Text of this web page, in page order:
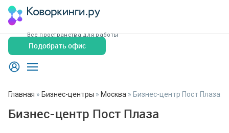
Все пространства для работы
Подобрать офис
Главная » Бизнес-центры » Москва » Бизнес-центр Пост Плаза
Бизнес-центр Пост Плаза